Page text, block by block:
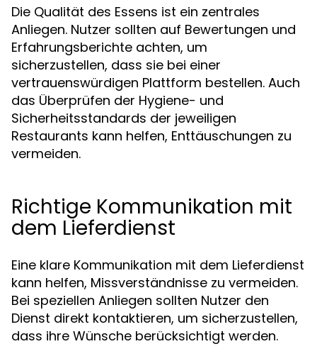
Die Qualität des Essens ist ein zentrales
Anliegen. Nutzer sollten auf Bewertungen und
Erfahrungsberichte achten, um
sicherzustellen, dass sie bei einer
vertrauenswürdigen Plattform bestellen. Auch
das Überprüfen der Hygiene- und
Sicherheitsstandards der jeweiligen
Restaurants kann helfen, Enttäuschungen zu
vermeiden.
Richtige Kommunikation mit
dem Lieferdienst
Eine klare Kommunikation mit dem Lieferdienst
kann helfen, Missverständnisse zu vermeiden.
Bei speziellen Anliegen sollten Nutzer den
Dienst direkt kontaktieren, um sicherzustellen,
dass ihre Wünsche berücksichtigt werden.